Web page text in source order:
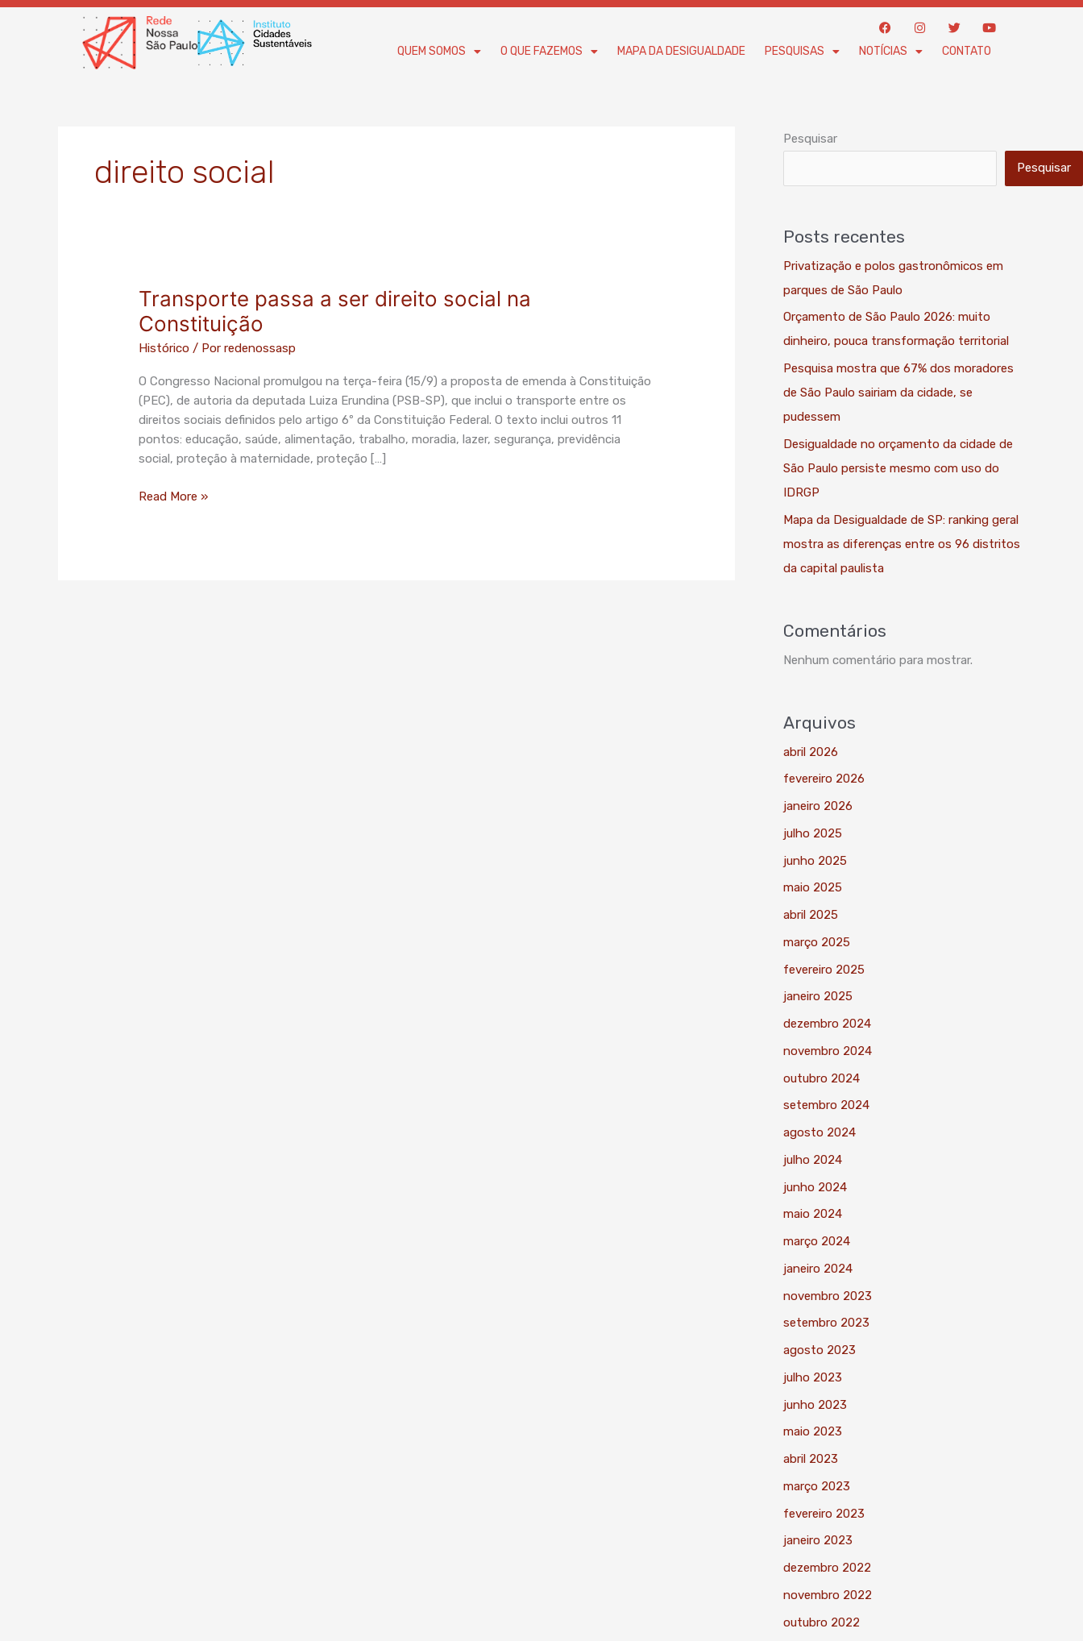
Ir
F
a
c
e
I
n
t
T
w
i
t
Y
o
u
t
QUEM SOMOS O QUE FAZEMOS MAPA DA DESIGUALDADE PESQUISAS NOTÍCIAS CONTATO
direito social
Transporte passa a ser direito social na
Constituição
Histórico / Porredenossasp
O Congresso Nacional promulgou na terça-feira (15/9) a proposta de emenda à Constituição
(PEC), de autoria da deputada Luiza Erundina (PSB-SP), que inclui o transporte entre os
direitos sociais definidos pelo artigo 6º da Constituição Federal. O texto inclui outros 11
pontos: educação, saúde, alimentação, trabalho, moradia, lazer, segurança, previdência
social, proteção à maternidade, proteção […]
Transporte
passa
a
ser
social
na
Read More »
Pesquisar
Pesquisar
Posts recentes
Privatização e polos gastronômicos em
parques de São Paulo
Orçamento de São Paulo 2026: muito
dinheiro, pouca transformação territorial
Pesquisa mostra que 67% dos moradores
de São Paulo sairiam da cidade, se
pudessem
Desigualdade no orçamento da cidade de
São Paulo persiste mesmo com uso do
IDRGP
Mapa da Desigualdade de SP: ranking geral
mostra as diferenças entre os 96 distritos
da capital paulista
Comentários
Nenhum comentário para mostrar.
Arquivos
abril 2026
fevereiro 2026
janeiro 2026
julho 2025
junho 2025
maio 2025
abril 2025
março 2025
fevereiro 2025
janeiro 2025
dezembro 2024
novembro 2024
outubro 2024
setembro 2024
agosto 2024
julho 2024
junho 2024
maio 2024
março 2024
janeiro 2024
novembro 2023
setembro 2023
agosto 2023
julho 2023
junho 2023
maio 2023
abril 2023
março 2023
fevereiro 2023
janeiro 2023
dezembro 2022
novembro 2022
outubro 2022